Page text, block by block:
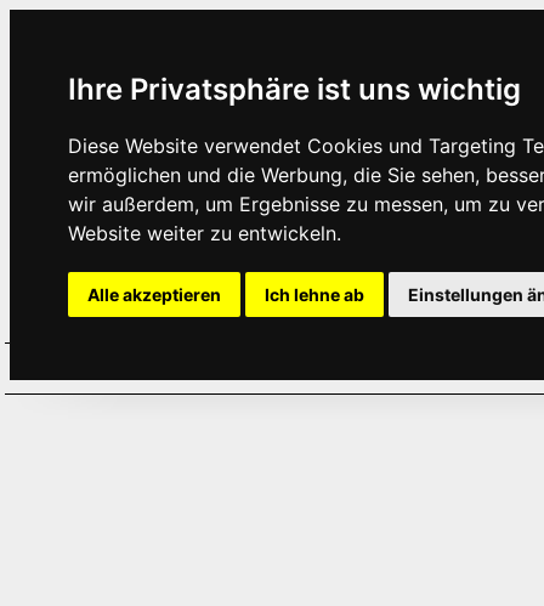
Ihre Privatsphäre ist uns wichtig
Diese Website verwendet Cookies und Targeting
ermöglichen und die Werbung, die Sie sehen,
wir außerdem, um Ergebnisse zu messen, um zu
Website weiter zu entwickeln.
Alle akzeptieren Ich lehne ab Einstellungen